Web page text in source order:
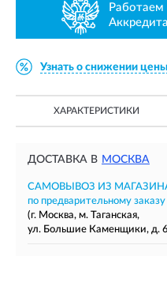
Узнать о снижении цены
ХАРАКТЕРИСТИКИ
ДОСТАВКА В МОСКВА
САМОВЫВОЗ ИЗ
по предварительному заказу
(г. Москва, м. Таганская,
ул. Большие Каменщики, д.